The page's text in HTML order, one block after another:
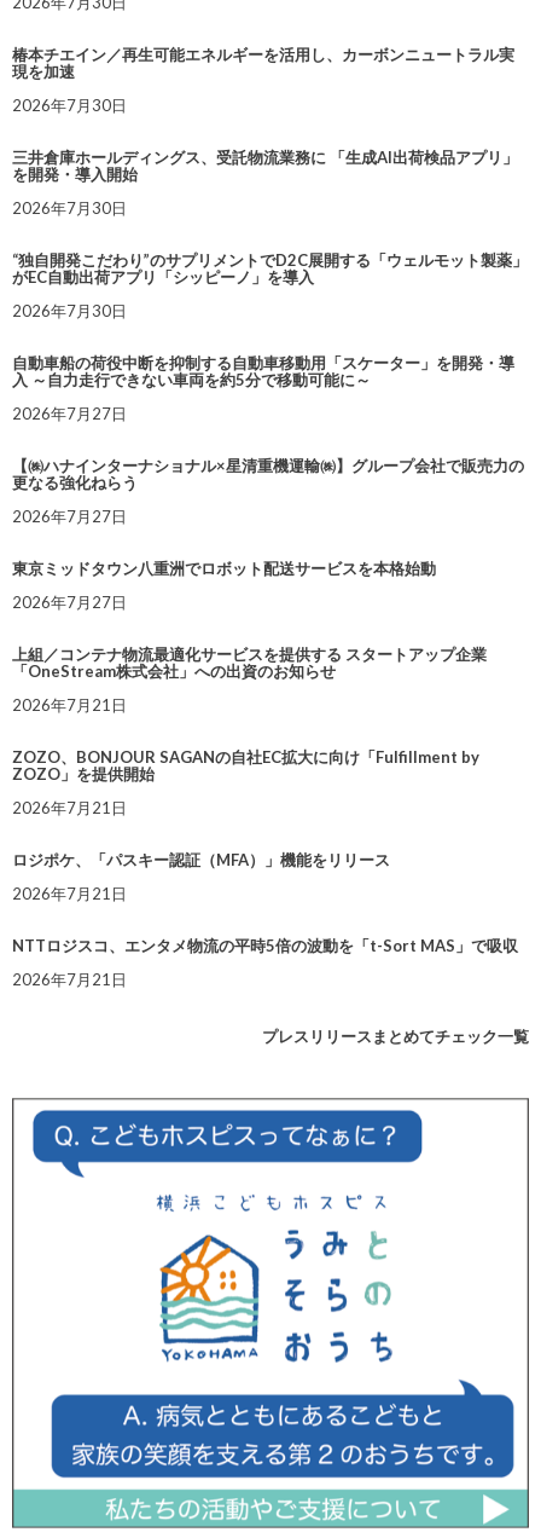
椿本チエイン／再生可能エネルギーを活用し、カーボンニュートラル実
現を加速
2026年7月30日
三井倉庫ホールディングス、受託物流業務に 「生成AI出荷検品アプリ」
を開発・導入開始
2026年7月30日
“独自開発こだわり”のサプリメントでD2C展開する「ウェルモット製薬」
がEC自動出荷アプリ「シッピーノ」を導入
2026年7月30日
自動車船の荷役中断を抑制する自動車移動用「スケーター」を開発・導
入 ～自力走行できない車両を約5分で移動可能に～
2026年7月27日
【㈱ハナインターナショナル×星清重機運輸㈱】グループ会社で販売力の
更なる強化ねらう
2026年7月27日
東京ミッドタウン八重洲でロボット配送サービスを本格始動
2026年7月27日
上組／コンテナ物流最適化サービスを提供する スタートアップ企業
「OneStream株式会社」への出資のお知らせ
2026年7月21日
ZOZO、BONJOUR SAGANの自社EC拡大に向け「Fulfillment by
ZOZO」を提供開始
2026年7月21日
ロジポケ、「パスキー認証（MFA）」機能をリリース
2026年7月21日
NTTロジスコ、エンタメ物流の平時5倍の波動を「t-Sort MAS」で吸収
2026年7月21日
プレスリリースまとめてチェック一覧